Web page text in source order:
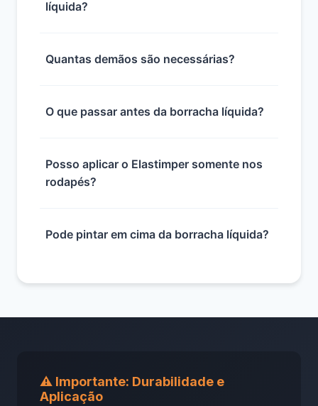
líquida?
Quantas demãos são necessárias?
O que passar antes da borracha líquida?
Posso aplicar o Elastimper somente nos
rodapés?
Pode pintar em cima da borracha líquida?
⚠️ Importante: Durabilidade e
Aplicação